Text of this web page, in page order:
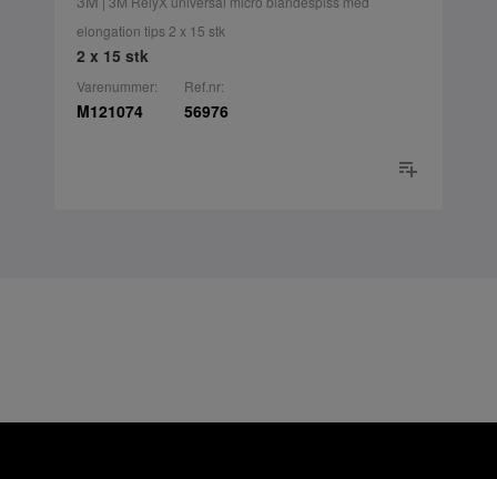
elongation tips 2 x 15 stk
2 x 15 stk
Varenummer:
M121074
Ref.nr:
56976